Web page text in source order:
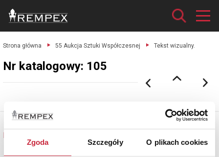
Zgoda Szczegóły O plikach cookies
Strona główna 55 Aukcja Sztuki Współczesnej Tekst wizualny.
Nr katalogowy: 105
Henryk STAŻEWSKI (1894-1988)
Nr katalogowy: 105